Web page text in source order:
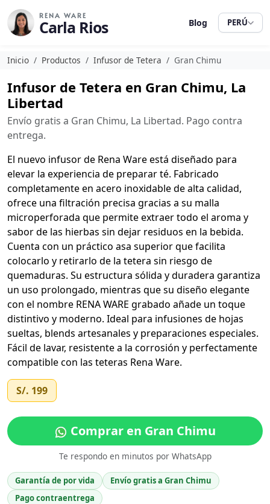
RENA WARE
Carla Rios Blog PERÚ
Inicio Productos Infusor de Tetera Gran Chimu
Infusor de Tetera en Gran Chimu, La
Libertad
Envío gratis a Gran Chimu, La Libertad. Pago contra
entrega.
El nuevo infusor de Rena Ware está diseñado para
elevar la experiencia de preparar té. Fabricado
completamente en acero inoxidable de alta calidad,
ofrece una filtración precisa gracias a su malla
microperforada que permite extraer todo el aroma y
sabor de las hierbas sin dejar residuos en la bebida.
Cuenta con un práctico asa superior que facilita
colocarlo y retirarlo de la tetera sin riesgo de
quemaduras. Su estructura sólida y duradera garantiza
un uso prolongado, mientras que su diseño elegante
con el nombre RENA WARE grabado añade un toque
distintivo y moderno. Ideal para infusiones de hojas
sueltas, blends artesanales y preparaciones especiales.
Fácil de lavar, resistente a la corrosión y perfectamente
compatible con las teteras Rena Ware.
S/. 199
Comprar en Gran Chimu
Te respondo en minutos por WhatsApp
Garantía de por vida
Envío gratis a Gran Chimu
Pago contraentrega